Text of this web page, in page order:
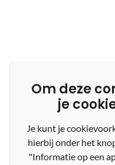
Om deze
je
Je kunt je
hierbij onder het
"Informatie op een